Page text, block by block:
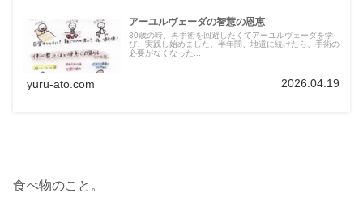
アーユルヴェーダの智慧の恩恵
30歳の時、再手術を回避したくてアーユルヴェーダを学
び、実践し始めました。半年間、地道に続けたら、手術の
必要がなくなった...
yuru-ato.com 2026.04.19
食べ物のこと。